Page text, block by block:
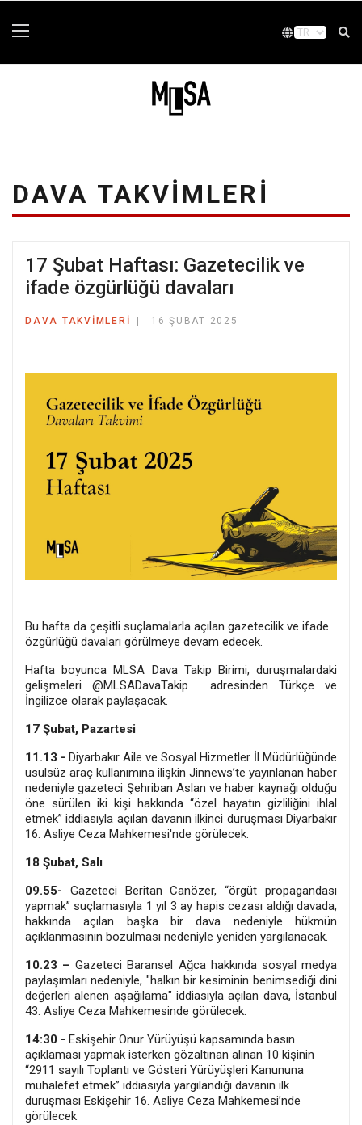
DAVA TAKVIMLERI
17 Şubat Haftası: Gazetecilik ve
ifade özgürlüğü davaları
DAVA TAKVIMLERI 16 ŞUBAT 2025
Bu hafta da çeşitli suçlamalarla açılan gazetecilik ve ifade
özgürlüğü davaları görülmeye devam edecek.
Hafta boyunca MLSA Dava Takip Birimi, duruşmalardaki
gelişmeleri @MLSADavaTakip adresinden Türkçe ve
İngilizce olarak paylaşacak.
17 Şubat, Pazartesi
11.13 - Diyarbakır Aile ve Sosyal Hizmetler İl Müdürlüğünde
usulsüz araç kullanımına ilişkin Jinnews’te yayınlanan haber
nedeniyle gazeteci Şehriban Aslan ve haber kaynağı olduğu
öne sürülen iki kişi hakkında “özel hayatın gizliliğini ihlal
etmek” iddiasıyla açılan davanın ilkinci duruşması Diyarbakır
16. Asliye Ceza Mahkemesi'nde görülecek.
18 Şubat, Salı
09.55- Gazeteci Beritan Canözer, “örgüt propagandası
yapmak” suçlamasıyla 1 yıl 3 ay hapis cezası aldığı davada,
hakkında açılan başka bir dava nedeniyle hükmün
açıklanmasının bozulması nedeniyle yeniden yargılanacak.
10.23 – Gazeteci Baransel Ağca hakkında sosyal medya
paylaşımları nedeniyle, "halkın bir kesiminin benimsediği dini
değerleri alenen aşağılama" iddiasıyla açılan dava, İstanbul
43. Asliye Ceza Mahkemesinde görülecek.
14:30 - Eskişehir Onur Yürüyüşü kapsamında basın
açıklaması yapmak isterken gözaltınan alınan 10 kişinin
“2911 sayılı Toplantı ve Gösteri Yürüyüşleri Kanununa
muhalefet etmek” iddiasıyla yargılandığı davanın ilk
duruşması Eskişehir 16. Asliye Ceza Mahkemesi’nde
görülecek